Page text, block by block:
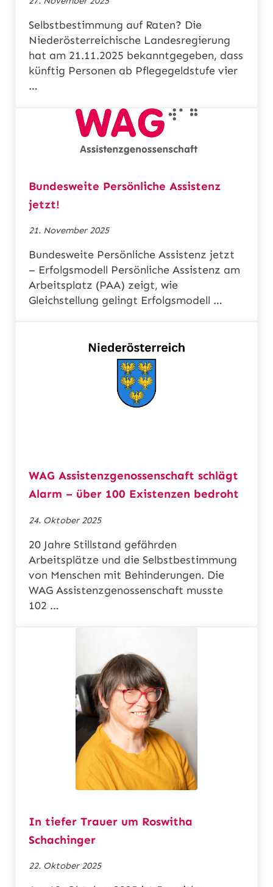
Selbstbestimmung auf Raten? Die
Niederösterreichische Landesregierung
hat am 21.11.2025 bekanntgegeben, dass
künftig Personen ab Pflegegeldstufe vier
…
Bundesweite Persönliche Assistenz
jetzt!
21. November 2025
Bundesweite Persönliche Assistenz jetzt
– Erfolgsmodell Persönliche Assistenz am
Arbeitsplatz (PAA) zeigt, wie
Gleichstellung gelingt Erfolgsmodell …
WAG Assistenzgenossenschaft schlägt
Alarm – über 100 Existenzen bedroht
24. Oktober 2025
20 Jahre Stillstand gefährden
Arbeitsplätze und die Selbstbestimmung
von Menschen mit Behinderungen. Die
WAG Assistenzgenossenschaft musste
102 …
In tiefer Trauer um Roswitha
Schachinger
22. Oktober 2025